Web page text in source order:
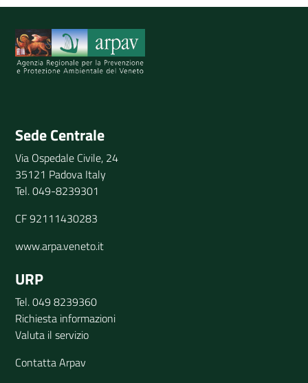
Spiegaci perchè, e aiutaci a migliorare il servizio
Sede Centrale
Via Ospedale Civile, 24
35121 Padova Italy
Tel. 049-8239301
CF 92111430283
www.arpa.veneto.it
URP
Tel. 049 8239360
Richiesta informazioni
Valuta il servizio
Contatta Arpav